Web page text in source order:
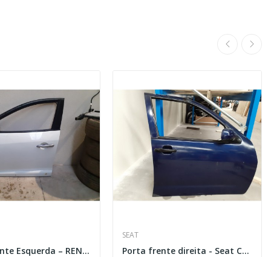
Porta Frente Esquerda – RENAULT MEGANE III...
SEAT
Porta frente direita - Seat Cordoba (6L2)